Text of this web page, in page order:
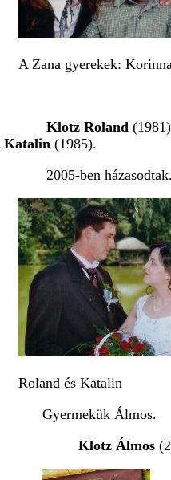
A Zana gyerekek:
Roland
Katalin (1985).
ben házasodtak.
Roland és Katalin
Álmos.
Álmos